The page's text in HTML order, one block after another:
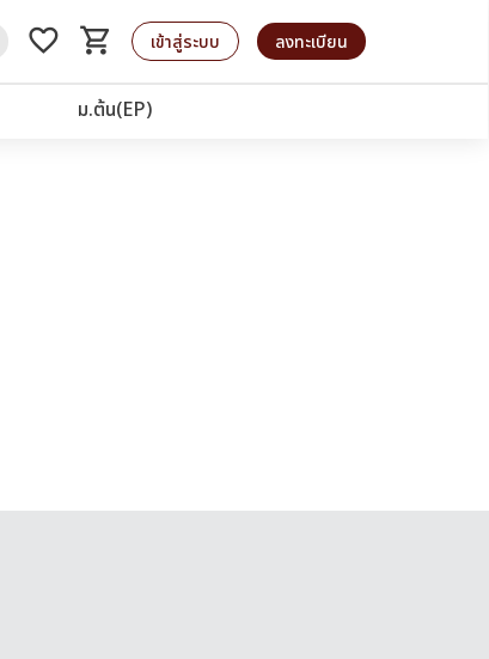
favorite_border shopping_cart
รถเข็น เข้าสู่ระบบ ลงทะเบียน
ม.ต้น(EP)